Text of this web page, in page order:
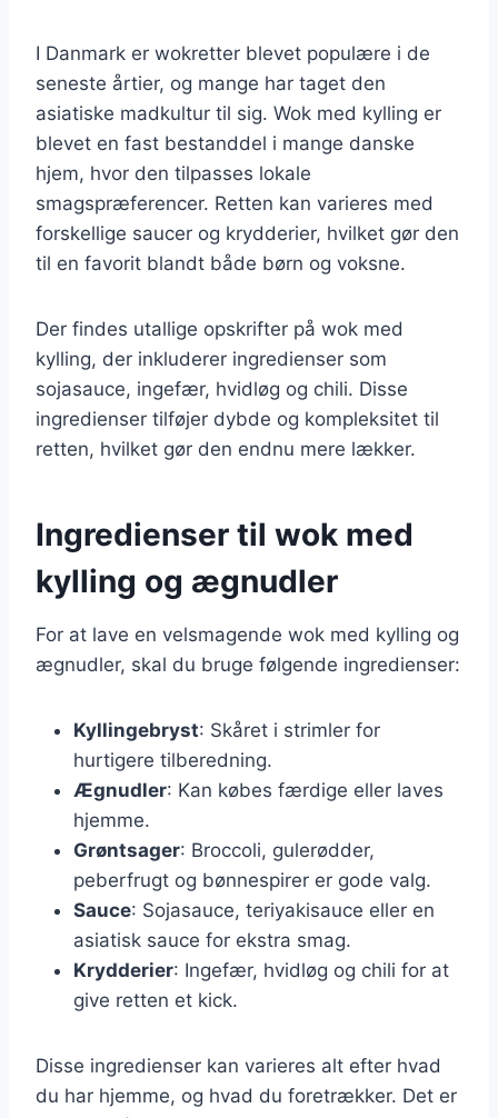
I Danmark er wokretter blevet populære i de
seneste årtier, og mange har taget den
asiatiske madkultur til sig. Wok med kylling er
blevet en fast bestanddel i mange danske
hjem, hvor den tilpasses lokale
smagspræferencer. Retten kan varieres med
forskellige saucer og krydderier, hvilket gør den
til en favorit blandt både børn og voksne.
Der findes utallige opskrifter på wok med
kylling, der inkluderer ingredienser som
sojasauce, ingefær, hvidløg og chili. Disse
ingredienser tilføjer dybde og kompleksitet til
retten, hvilket gør den endnu mere lækker.
Ingredienser til wok med
kylling og ægnudler
For at lave en velsmagende wok med kylling og
ægnudler, skal du bruge følgende ingredienser:
Kyllingebryst: Skåret i strimler for
hurtigere tilberedning.
Ægnudler: Kan købes færdige eller laves
hjemme.
Grøntsager: Broccoli, gulerødder,
peberfrugt og bønnespirer er gode valg.
Sauce: Sojasauce, teriyakisauce eller en
asiatisk sauce for ekstra smag.
Krydderier: Ingefær, hvidløg og chili for at
give retten et kick.
Disse ingredienser kan varieres alt efter hvad
du har hjemme, og hvad du foretrækker. Det er